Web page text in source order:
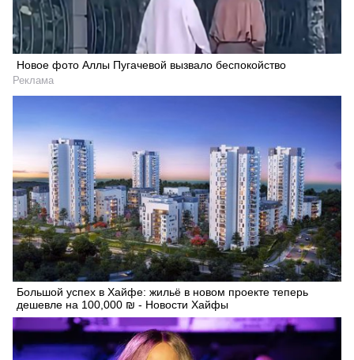
Новое фото Аллы Пугачевой вызвало беспокойство
Реклама
Большой успех в Хайфе: жильё в новом проекте теперь
дешевле на 100,000 ₪ - Новости Хайфы